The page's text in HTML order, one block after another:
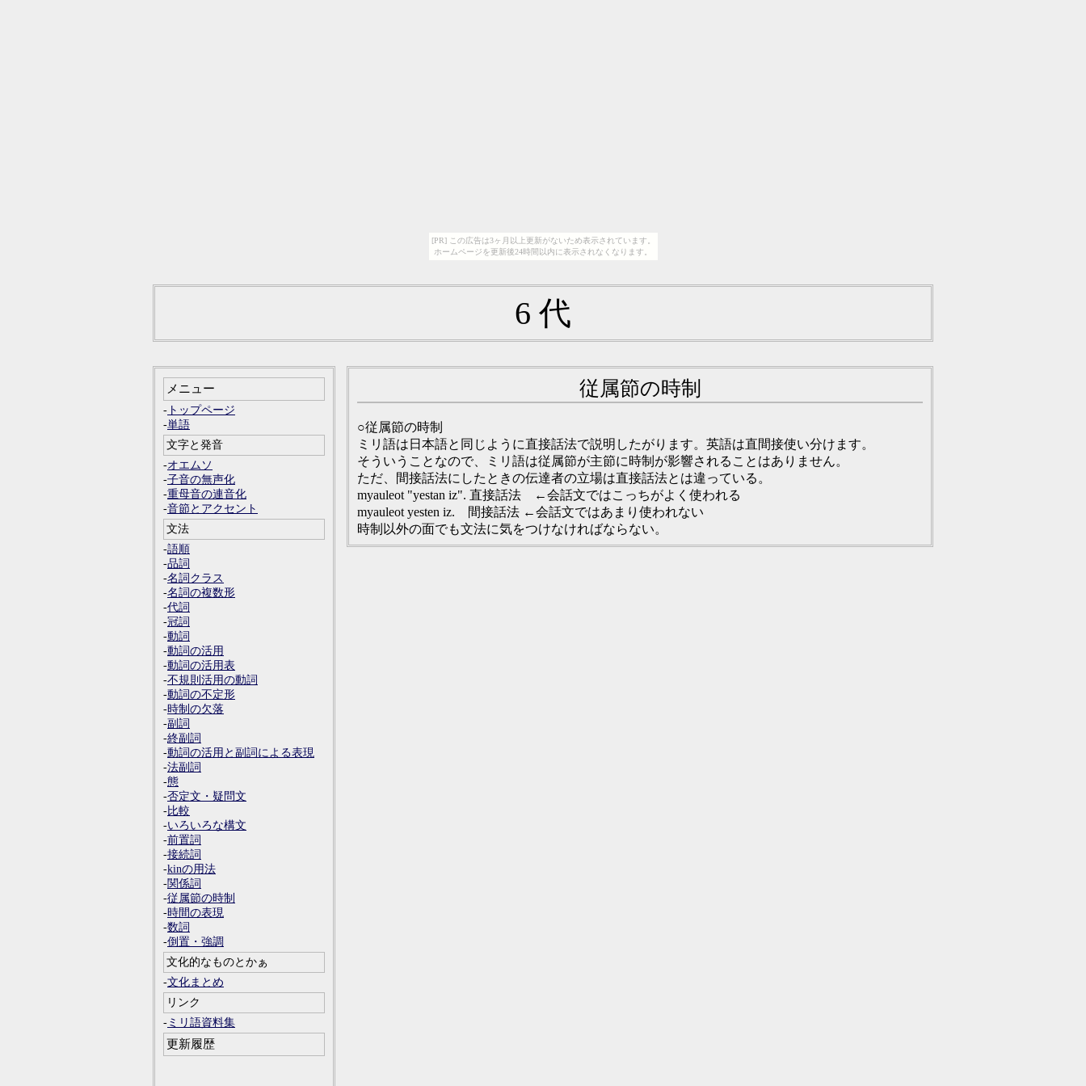
[PR] この広告は3ヶ月以上更新がないため表示されています。
ホームページを更新後24時間以内に表示されなくなります。
6 代
メニュー
- トップページ
-単語
文字と発音
-オエムソ
-子音の無声化
-重母音の連音化
-音節とアクセント
文法
-語順
-品詞
-名詞クラス
-名詞の複数形
-代詞
-冠詞
-動詞
-動詞の活用
-動詞の活用表
-不規則活用の動詞
-動詞の不定形
-時制の欠落
-副詞
-終副詞
-動詞の活用と副詞による表現
-法副詞
-態
-否定文・疑問文
-比較
-いろいろな構文
-前置詞
-接続詞
-kinの用法
-関係詞
-従属節の時制
-時間の表現
-数詞
-倒置・強調
文化的なものとかぁ
-文化まとめ
リンク
- ミリ語資料集
更新履歴
従属節の時制
○従属節の時制
ミリ語は日本語と同じように直接話法で説明したがります。英語は直間接使い分けます。
そういうことなので、ミリ語は従属節が主節に時制が影響されることはありません。
ただ、間接話法にしたときの伝達者の立場は直接話法とは違っている。
myauleot "yestan iz". 直接話法 ←会話文ではこっちがよく使われる
myauleot yesten iz. 間接話法 ←会話文ではあまり使われない
時制以外の面でも文法に気をつけなければならない。